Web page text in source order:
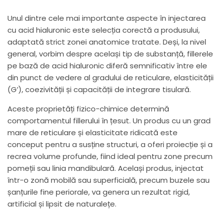
Unul dintre cele mai importante aspecte în injectarea
cu acid hialuronic este selecția corectă a produsului,
adaptată strict zonei anatomice tratate. Deși, la nivel
general, vorbim despre același tip de substanță, fillerele
pe bază de acid hialuronic diferă semnificativ între ele
din punct de vedere al gradului de reticulare, elasticității
(G’), coezivității și capacității de integrare tisulară.
Aceste proprietăți fizico-chimice determină
comportamentul fillerului în țesut. Un produs cu un grad
mare de reticulare și elasticitate ridicată este
conceput pentru a susține structuri, a oferi proiecție și a
recrea volume profunde, fiind ideal pentru zone precum
pomeții sau linia mandibulară. Același produs, injectat
într-o zonă mobilă sau superficială, precum buzele sau
șanțurile fine periorale, va genera un rezultat rigid,
artificial și lipsit de naturalețe.